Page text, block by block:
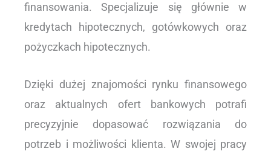
finansowania. Specjalizuje się głównie w
kredytach hipotecznych, gotówkowych oraz
pożyczkach hipotecznych.
Dzięki dużej znajomości rynku finansowego
oraz aktualnych ofert bankowych potrafi
precyzyjnie dopasować rozwiązania do
potrzeb i możliwości klienta. W swojej pracy